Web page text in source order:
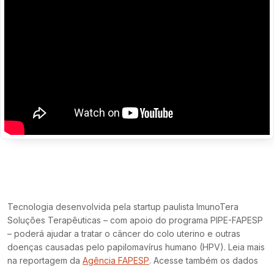
Tecnologia desenvolvida pela startup paulista ImunoTera
Soluções Terapêuticas – com apoio do programa PIPE-FAPESP
– poderá ajudar a tratar o câncer do colo uterino e outras
doenças causadas pelo papilomavírus humano (HPV). Leia mais
na reportagem da Agência FAPESP. Acesse também os dados